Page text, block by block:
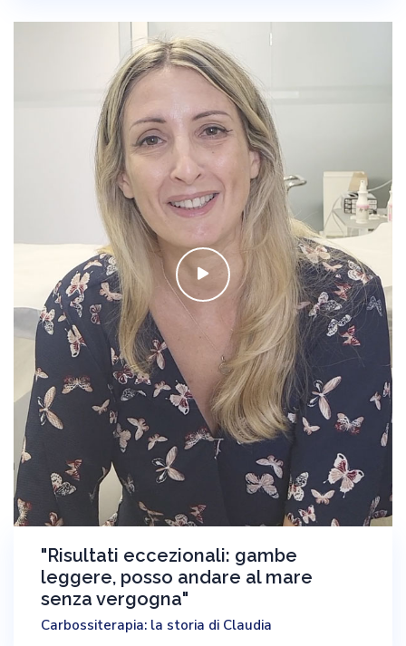
"Risultati eccezionali: gambe
leggere, posso andare al mare
senza vergogna"
Carbossiterapia: la storia di Claudia